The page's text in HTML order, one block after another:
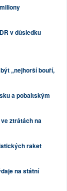
v důsledku
„nejhorší bouří,
a pobaltským
ztrátách na
raket
na státní